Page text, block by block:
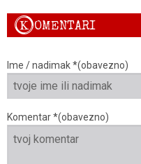
KOMENTARI
Ime / nadimak *(obavezno)
Komentar *(obavezno)